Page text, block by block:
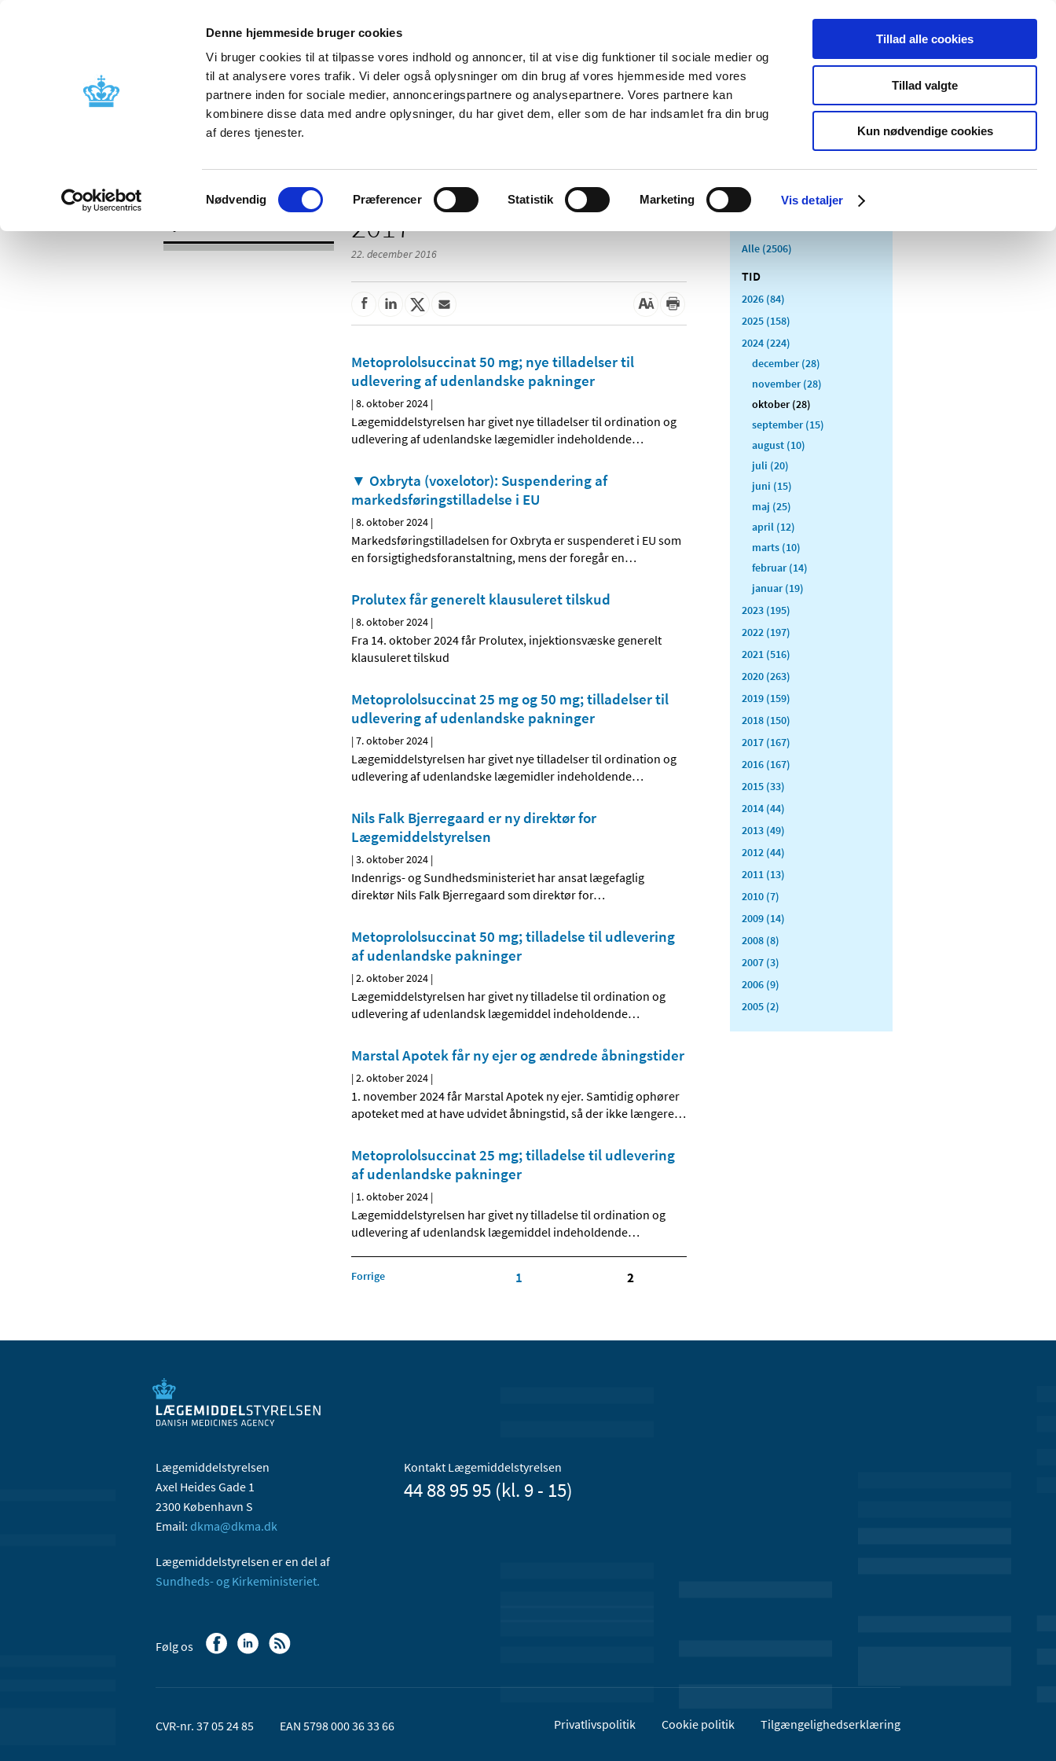
Denne hjemmeside bruger cookies
Vi bruger cookies til at tilpasse vores indhold og annoncer, til at vise dig funktioner til sociale medier og
til at analysere vores trafik. Vi deler også oplysninger om din brug af vores hjemmeside med vores
partnere inden for sociale medier, annonceringspartnere og analysepartnere. Vores partnere kan
kombinere disse data med andre oplysninger, du har givet dem, eller som de har indsamlet fra din brug
af deres tjenester.
Samtykkevalg
Nødvendig Præferencer Statistik Marketing Vis detaljer
Tillad alle cookies
Tillad valgte
Kun nødvendige cookies
Nyheder Om os Kontakt Udgivelser
Godkendelse og
Bivirkninger og
produktinformation
Tilskud og
Apoteker og salg af
Medicinsk
Særlige
produktområder
2017
22. december 2016
Metoprololsuccinat 50 mg; nye tilladelser til
udlevering af udenlandske pakninger
|8. oktober 2024 |
Lægemiddelstyrelsen har givet nye tilladelser til ordination og
udlevering af udenlandske lægemidler indeholdende…
▼ Oxbryta (voxelotor): Suspendering af
markedsføringstilladelse i EU
|8. oktober 2024 |
Markedsføringstilladelsen for Oxbryta er suspenderet i EU som
en forsigtighedsforanstaltning, mens der foregår en…
Prolutex får generelt klausuleret tilskud
|8. oktober 2024 |
Fra 14. oktober 2024 får Prolutex, injektionsvæske generelt
klausuleret tilskud
Metoprololsuccinat 25 mg og 50 mg; tilladelser til
udlevering af udenlandske pakninger
|7. oktober 2024 |
Lægemiddelstyrelsen har givet nye tilladelser til ordination og
udlevering af udenlandske lægemidler indeholdende…
Nils Falk Bjerregaard er ny direktør for
Lægemiddelstyrelsen
|3. oktober 2024 |
Indenrigs- og Sundhedsministeriet har ansat lægefaglig
direktør Nils Falk Bjerregaard som direktør for…
Metoprololsuccinat 50 mg; tilladelse til udlevering
af udenlandske pakninger
|2. oktober 2024 |
Lægemiddelstyrelsen har givet ny tilladelse til ordination og
udlevering af udenlandsk lægemiddel indeholdende…
Marstal Apotek får ny ejer og ændrede åbningstider
|2. oktober 2024 |
1. november 2024 får Marstal Apotek ny ejer. Samtidig ophører
apoteket med at have udvidet åbningstid, så der ikke længere…
Metoprololsuccinat 25 mg; tilladelse til udlevering
af udenlandske pakninger
| 1. oktober 2024 |
Lægemiddelstyrelsen har givet ny tilladelse til ordination og
udlevering af udenlandsk lægemiddel indeholdende…
Forrige 1 2
Alle (2506)
TID
2026 (84)
2025 (158)
2024 (224)
december (28)
november (28)
oktober (28)
september (15)
august (10)
juli (20)
juni (15)
maj (25)
april (12)
marts (10)
februar (14)
januar (19)
2023 (195)
2022 (197)
2021 (516)
2020 (263)
2019 (159)
2018 (150)
2017 (167)
2016 (167)
2015 (33)
2014 (44)
2013 (49)
2012 (44)
2011 (13)
2010 (7)
2009 (14)
2008 (8)
2007 (3)
2006 (9)
2005 (2)
Lægemiddelstyrelsen
Axel Heides Gade 1
2300 København S
Email: dkma@dkma.dk
Lægemiddelstyrelsen er en del af
Sundheds- og Kirkeministeriet.
Kontakt Lægemiddelstyrelsen
44 88 95 95 (kl. 9 - 15)
Følg os
CVR-nr. 37 05 24 85 EAN 5798 000 36 33 66 Privatlivspolitik Cookie politik Tilgængelighedserklæring